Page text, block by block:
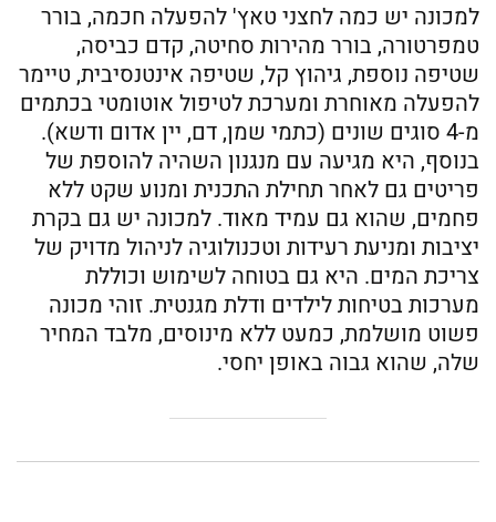
למכונה יש כמה לחצני טאץ' להפעלה חכמה, בורר
טמפרטורה, בורר מהירות סחיטה, קדם כביסה,
שטיפה נוספת, גיהוץ קל, שטיפה אינטנסיבית, טיימר
להפעלה מאוחרת ומערכת לטיפול אוטומטי בכתמים
מ-4 סוגים שונים (כתמי שמן, דם, יין אדום ודשא).
בנוסף, היא מגיעה עם מנגנון השהיה להוספת של
פריטים גם לאחר תחילת התכנית ומנוע שקט ללא
פחמים, שהוא גם עמיד מאוד. למכונה יש גם בקרת
יציבות ומניעת רעידות וטכנולוגיה לניהול מדויק של
צריכת המים. היא גם בטוחה לשימוש וכוללת
מערכות בטיחות לילדים ודלת מגנטית. זוהי מכונה
פשוט מושלמת, כמעט ללא מינוסים, מלבד המחיר
שלה, שהוא גבוה באופן יחסי.